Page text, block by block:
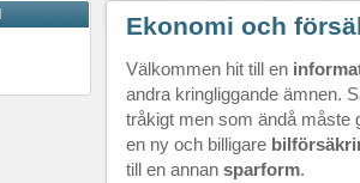
Ekonomi och
Välkommen hit till en
andra kringliggande ämnen.
tråkigt men som ändå måste
en ny och billigare
till en annan sparform.